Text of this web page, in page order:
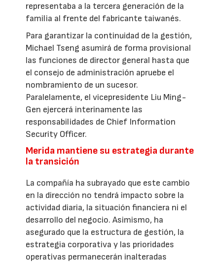
representaba a la tercera generación de la
familia al frente del fabricante taiwanés.
Para garantizar la continuidad de la gestión,
Michael Tseng asumirá de forma provisional
las funciones de director general hasta que
el consejo de administración apruebe el
nombramiento de un sucesor.
Paralelamente, el vicepresidente Liu Ming-
Gen ejercerá interinamente las
responsabilidades de Chief Information
Security Officer.
Merida mantiene su estrategia durante
la transición
La compañía ha subrayado que este cambio
en la dirección no tendrá impacto sobre la
actividad diaria, la situación financiera ni el
desarrollo del negocio. Asimismo, ha
asegurado que la estructura de gestión, la
estrategia corporativa y las prioridades
operativas permanecerán inalteradas